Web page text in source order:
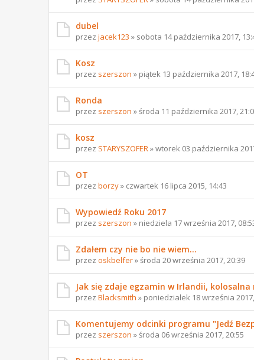
dubel
przez jacek123 » sobota 14 października 2017,
Kosz
przez szerszon » piątek 13 października 2017,
Ronda
przez szerszon » środa 11 października 2017,
kosz
przez STARYSZOFER » wtorek 03 października
OT
przez borzy» czwartek 16 lipca 2015, 14:43
Wypowiedź Roku 2017
przez szerszon » niedziela 17 września 2017,
Zdałem czy nie bo nie wiem...
przez oskbelfer» środa 20 września 2017, 20:39
Jak się zdaje egzamin w Irlandii, kolosalna
przez Blacksmith » poniedziałek 18 września
Komentujemy odcinki programu "Jedź
przez szerszon » środa 06 września 2017, 20:55